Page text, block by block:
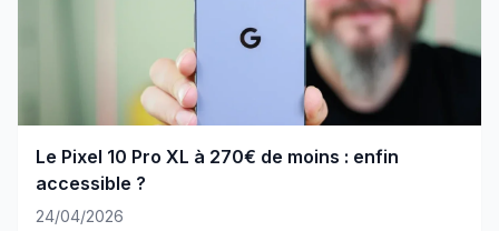
Le Pixel 10 Pro XL à 270€ de moins : enfin
accessible ?
24/04/2026